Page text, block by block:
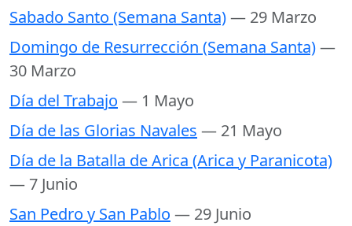
Sabado Santo (Semana Santa)— 29 Marzo
Domingo de Resurrección (Semana Santa)—
30 Marzo
Día del Trabajo — 1 Mayo
Día de las Glorias Navales — 21 Mayo
Día de la Batalla de Arica (Arica y Paranicota)
— 7 Junio
San Pedro y San Pablo — 29 Junio